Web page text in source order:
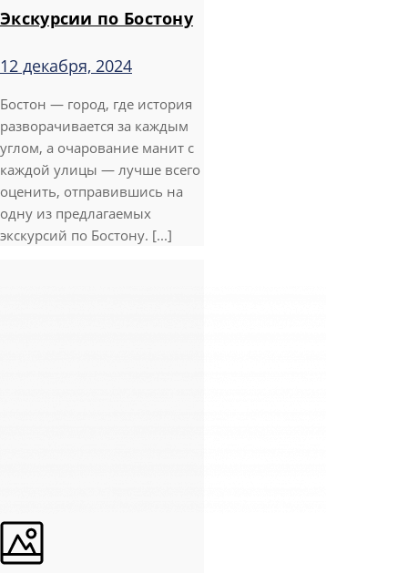
Экскурсии по Бостону
12 декабря, 2024
Бостон — город, где история
разворачивается за каждым
углом, а очарование манит с
каждой улицы — лучше всего
оценить, отправившись на
одну из предлагаемых
экскурсий по Бостону. [...]